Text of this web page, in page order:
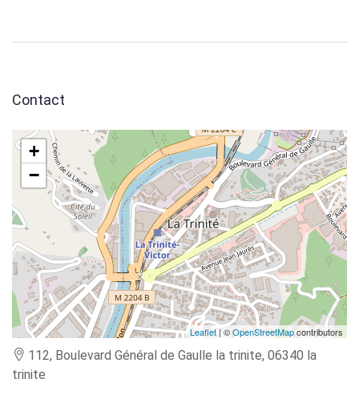
Contact
+
−
Leaflet| ©OpenStreetMapcontributors
112, Boulevard Général de Gaulle la trinite, 06340 la
trinite